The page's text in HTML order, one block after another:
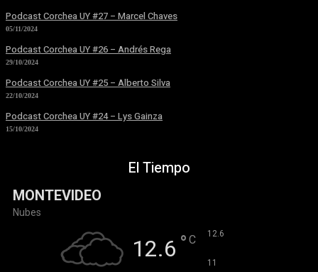
Podcast Corchea UY #27 – Marcel Chaves
05/11/2024
Podcast Corchea UY #26 – Andrés Rega
29/10/2024
Podcast Corchea UY #25 – Alberto Silva
22/10/2024
Podcast Corchea UY #24 – Lys Gainza
15/10/2024
El Tiempo
MONTEVIDEO
Nubes
12.6 ° C 12.6
11